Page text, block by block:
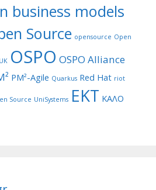
business models
Source opensource Open
OSPO OSPO Alliance
PM²-Agile Quarkus Red Hat riot
Source UniSystems ΕΚΤ ΚΑΛΟ